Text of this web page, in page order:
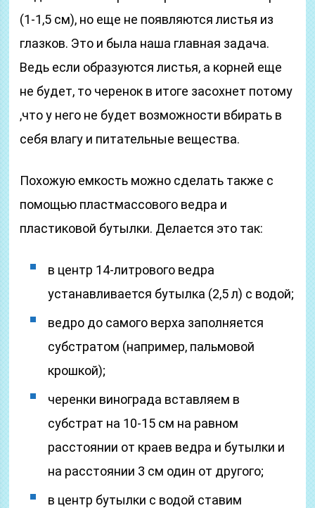
(1-1,5 см), но еще не появляются листья из
глазков. Это и была наша главная задача.
Ведь если образуются листья, а корней еще
не будет, то черенок в итоге засохнет потому
,что у него не будет возможности вбирать в
себя влагу и питательные вещества.
Похожую емкость можно сделать также с
помощью пластмассового ведра и
пластиковой бутылки. Делается это так:
в центр 14-литрового ведра
устанавливается бутылка (2,5 л) с водой;
ведро до самого верха заполняется
субстратом (например, пальмовой
крошкой);
черенки винограда вставляем в
субстрат на 10-15 см на равном
расстоянии от краев ведра и бутылки и
на расстоянии 3 см один от другого;
в центр бутылки с водой ставим